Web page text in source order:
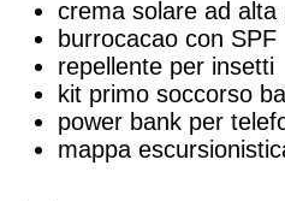
crema solare ad alta
burrocacao con SPF
repellente per insetti
kit primo soccorso
power bank per
mappa